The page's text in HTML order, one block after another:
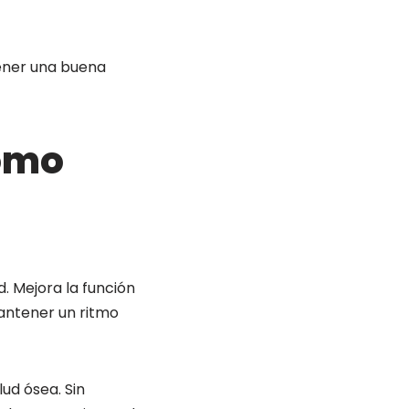
una buena
Mejora la función
un ritmo
ósea. Sin